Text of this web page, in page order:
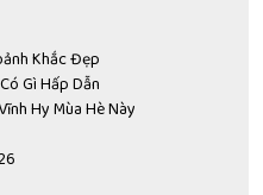
Khắc Đẹp
Gì Hấp Dẫn
Hy Mùa Hè Này